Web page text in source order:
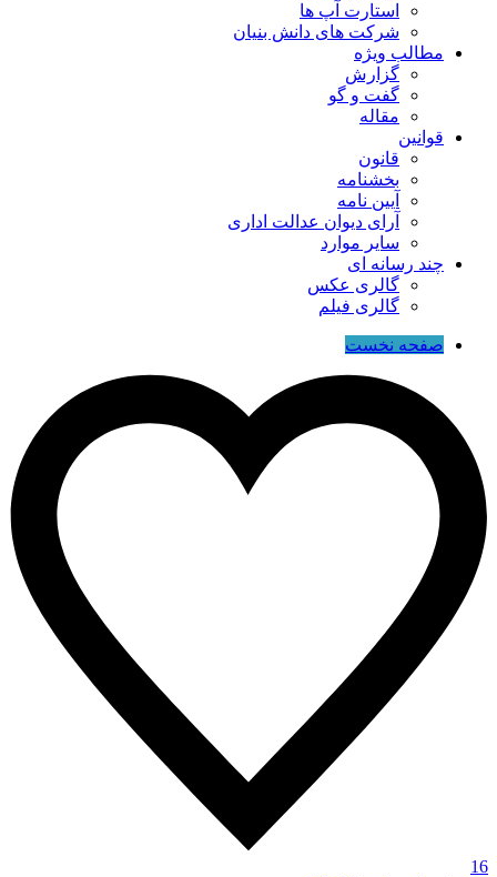
استارت آپ ها
شرکت های دانش بنیان
مطالب ویژه
گزارش
گفت و گو
مقاله
قوانین
قانون
بخشنامه
آیین نامه
آرای دیوان عدالت اداری
سایر موارد
چند رسانه ای
گالری عکس
گالری فیلم
صفحه نخست
16